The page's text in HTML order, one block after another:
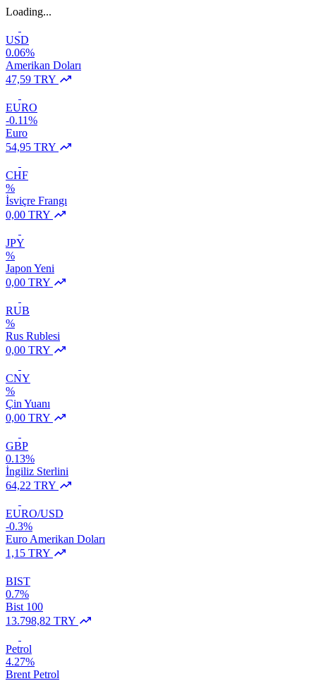
Loading...
USD
0.06%
Amerikan Doları
47,59 TRY
EURO
-0.11%
Euro
54,95 TRY
CHF
%
İsviçre Frangı
0,00 TRY
JPY
%
Japon Yeni
0,00 TRY
RUB
%
Rus Rublesi
0,00 TRY
CNY
%
Çin Yuanı
0,00 TRY
GBP
0.13%
İngiliz Sterlini
64,22 TRY
EURO/USD
-0.3%
Euro Amerikan Doları
1,15 TRY
BIST
0.7%
Bist 100
13.798,82 TRY
Petrol
4.27%
Brent Petrol